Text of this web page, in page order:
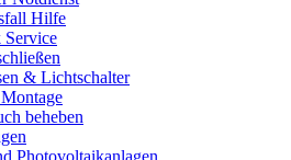
Hilfe
Service
& Lichtschalter
beheben
Photovoltaikanlagen